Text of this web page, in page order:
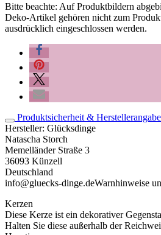
Bitte beachte: Auf Produktbildern
Deko-Artikel gehören nicht zum
ausdrücklich eingeschlossen werden.
Produktsicherheit &
Hersteller: Glücksdinge
Natascha Storch
Memelländer Straße 3
36093 Künzell
Deutschland
info@gluecks-dinge.deWarnhinweise
Kerzen
Diese Kerze ist ein dekorativer
Halten Sie diese außerhalb der